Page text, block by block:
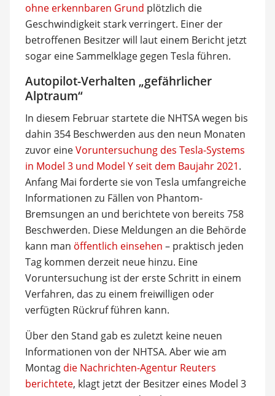
ohne erkennbaren Grund plötzlich die
Geschwindigkeit stark verringert. Einer der
betroffenen Besitzer will laut einem Bericht jetzt
sogar eine Sammelklage gegen Tesla führen.
Autopilot-Verhalten „gefährlicher
Alptraum“
In diesem Februar startete die NHTSA wegen bis
dahin 354 Beschwerden aus den neun Monaten
zuvor eineVoruntersuchung des Tesla-Systems
in Model 3 und Model Y seit dem Baujahr 2021.
Anfang Mai forderte sie von Tesla umfangreiche
Informationen zu Fällen von Phantom-
Bremsungen an und berichtete von bereits 758
Beschwerden. Diese Meldungen an die Behörde
kann man öffentlich einsehen – praktisch jeden
Tag kommen derzeit neue hinzu. Eine
Voruntersuchung ist der erste Schritt in einem
Verfahren, das zu einem freiwilligen oder
verfügten Rückruf führen kann.
Über den Stand gab es zuletzt keine neuen
Informationen von der NHTSA. Aber wie am
Montag die Nachrichten-Agentur Reuters
berichtete, klagt jetzt der Besitzer eines Model 3